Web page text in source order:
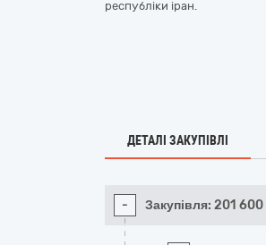
республіки іран.
ДЕТАЛІ ЗАКУПІВЛІ
- Закупівля: 201 600